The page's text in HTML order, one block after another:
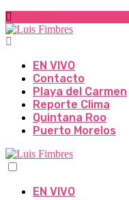
EN VIVO
Contacto
Playa del Carmen
Reporte Clima
Quintana Roo
Puerto Morelos
EN VIVO